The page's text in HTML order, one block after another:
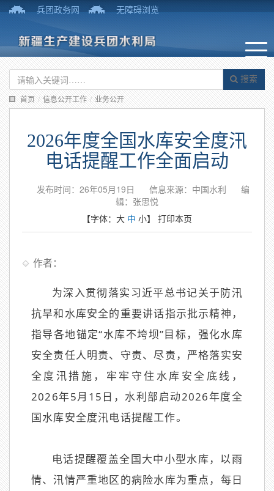
兵团政务网 无障碍浏览
搜索
首页 / 信息公开工作 / 业务公开
2026年度全国水库安全度汛
电话提醒工作全面启动
发布时间：26年05月19日 信息来源：中国水利
编
辑：张思悦
【字体： 大 中 小】 打印本页
作者：
为深入贯彻落实习近平总书记关于防汛
抗旱和水库安全的重要讲话指示批示精神，
指导各地锚定“水库不垮坝”目标，强化水库
安全责任人明责、守责、尽责，严格落实安
全度汛措施，牢牢守住水库安全底线，
2026年5月15日，水利部启动2026年度全
国水库安全度汛电话提醒工作。
电话提醒覆盖全国大中小型水库，以雨
情、汛情严重地区的病险水库为重点，每日